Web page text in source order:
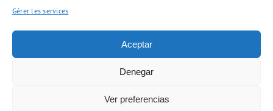
Gérer les services
Aceptar
Denegar
Ver preferencias
info@ceramicascalaf.com